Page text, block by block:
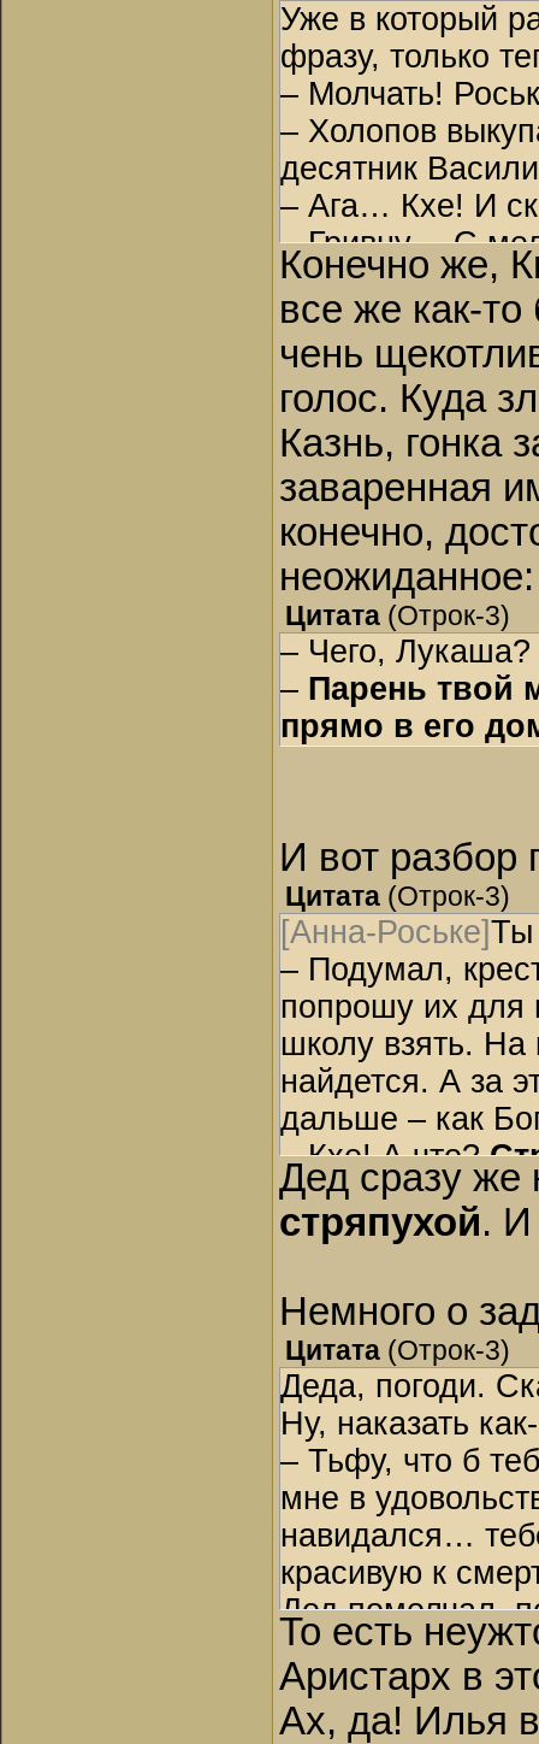
Уже в который
фразу, только
– Молчать!
– Холопов
десятник
– Ага… Кхе! И
– Гривну… С
– Афоня,
– Корней
– Молчать!
Афанасий
– Ратник
объявил дед. –
Холопов как
остановить,
застыл
непонятно,для
произошло.
Конечно же,
все же как-
чень
голос. Куда
Казнь, гонка
заваренная
конечно,
неожиданное:
Цитата (Отрок-3)
– Чего, Лукаша?
– Парень твой
прямо в его
И вот разбор
Цитата (Отрок-3)
[Анна-Роське]Ты
– Подумал,
попрошу их для
школу взять. На
найдется. А за
дальше – как
– Кхе! А что?
нужна будет. –
ораву кормить!
в ноги
Дед сразу же
стряпухой. И
Немного о
Цитата (Отрок-3)
Деда, погоди.
Ну, наказать
– Тьфу, что б
мне в
навидался…
красивую к
Дед помолчал,
казнить! Дед
Черт тебя
– Не эту семью,
То есть
Аристарх в
Ах, да! Илья